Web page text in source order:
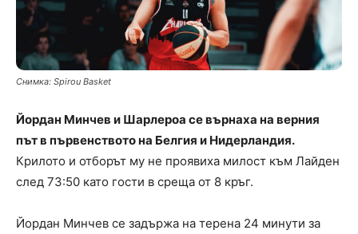
Снимка: Spirou Basket
Йордан Минчев и Шарлероа се върнаха на верния
път в първенството на Белгия и Нидерландия.
Крилото и отборът му не проявиха милост към Лайден
след 73:50 като гости в среща от 8 кръг.
Йордан Минчев се задържа на терена 24 минути за